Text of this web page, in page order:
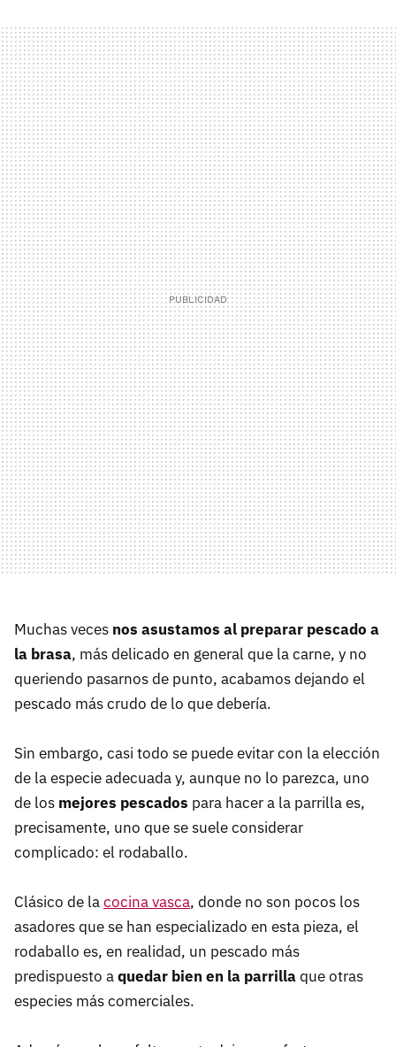
Muchas veces nos asustamos al preparar pescado a
la brasa, más delicado en general que la carne, y no
queriendo pasarnos de punto, acabamos dejando el
pescado más crudo de lo que debería.
Sin embargo, casi todo se puede evitar con la elección
de la especie adecuada y, aunque no lo parezca, uno
de los mejores pescados para hacer a la parrilla es,
precisamente, uno que se suele considerar
complicado: el rodaballo.
Clásico de lacocina vasca, donde no son pocos los
asadores que se han especializado en esta pieza, el
rodaballo es, en realidad, un pescado más
predispuesto aquedar bien en la parrillaque otras
especies más comerciales.